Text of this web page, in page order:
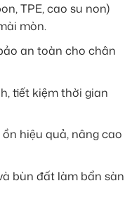
TPE, cao su non)
mòn.
an toàn cho chân
tiết kiệm thời gian
hiệu quả, nâng cao
bùn đất làm bẩn sàn